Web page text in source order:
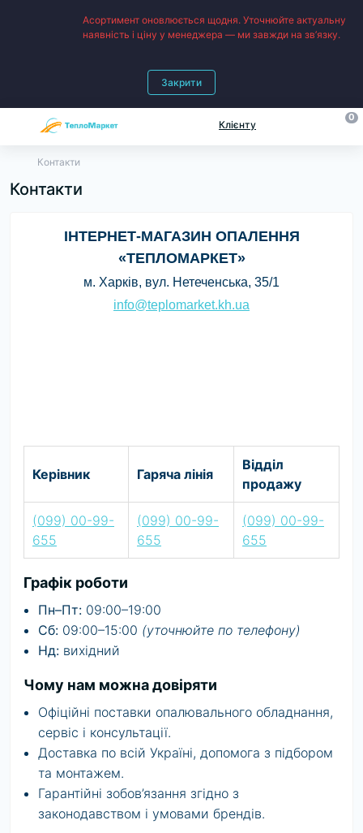
Асортимент оновлюється щодня. Уточнюйте актуальну
наявність і ціну у менеджера — ми завжди на зв’язку.
Закрити
Клієнту
0
Контакти
Контакти
ІНТЕРНЕТ-МАГАЗИН ОПАЛЕННЯ
«ТЕПЛОМАРКЕТ»
м. Харків, вул. Нетеченська, 35/1
info@teplomarket.kh.ua
Керівник Гаряча лінія
Відділ
продажу
(099) 00-99-
655
(099) 00-99-
655
(099) 00-99-
655
Графік роботи
Пн–Пт: 09:00–19:00
Сб: 09:00–15:00 (уточнюйте по телефону)
Нд: вихідний
Чому нам можна довіряти
Офіційні поставки опалювального обладнання,
сервіс і консультації.
Доставка по всій Україні, допомога з підбором
та монтажем.
Гарантійні зобов’язання згідно з
законодавством і умовами брендів.